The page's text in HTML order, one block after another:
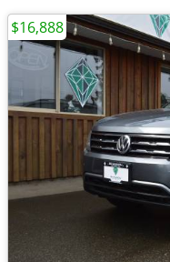
$16,888